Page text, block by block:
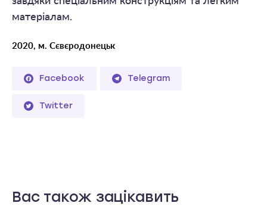
матеріалам.
2020, м. Сєвєродонецьк
Facebook Telegram
Twitter
Вас також зацікавить